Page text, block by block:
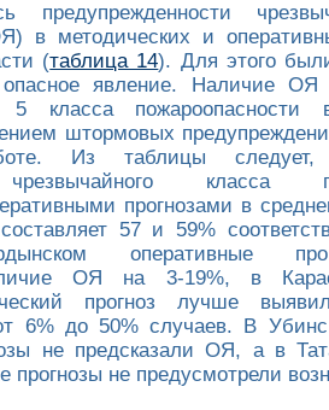
предупрежденности
в методических и
(таблица 14). Для этого
опасное явление. Наличие ОЯ
5 класса пожароопасности
штормовых
Из таблицы
класса
прогнозами в
57 и 59%
оперативные
ОЯ на 3-19%, в
прогноз лучше
6% до 50% случаев. В
не предсказали ОЯ, а в
прогнозы не предусмотрели